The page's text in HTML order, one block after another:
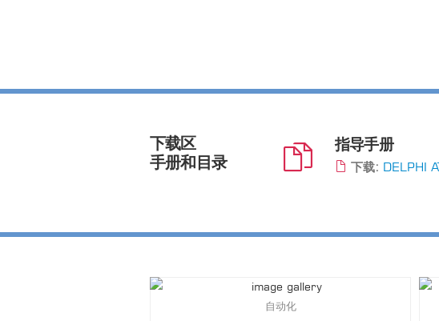
下载区
手册和目录
指导手册
下载: DELPHI
自动化